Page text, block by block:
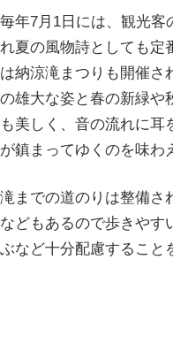
毎年7月1日には、観光客
れ夏の風物詩としても定
は納涼滝まつりも開催さ
の雄大な姿と春の新緑や
も美しく、音の流れに
が鎮まってゆくのを味わ
滝までの道のりは整備さ
などもあるので歩きやす
ぶなど十分配慮すること